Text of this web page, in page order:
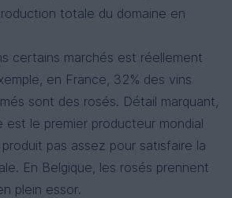
totale du domaine en
certains marchés est réellement
en France, 32% des vins
sont des rosés. Détail marquant,
est le premier producteur mondial
pas assez pour satisfaire la
En Belgique, les rosés prennent
plein essor.